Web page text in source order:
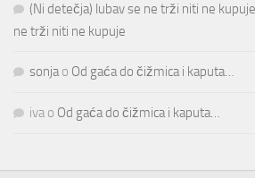
(Ni detečja) lubav se ne trži niti ne
ne trži niti ne kupuje
sonjao Od gaća do čižmica i kaputa…
iva o Od gaća do čižmica i kaputa…